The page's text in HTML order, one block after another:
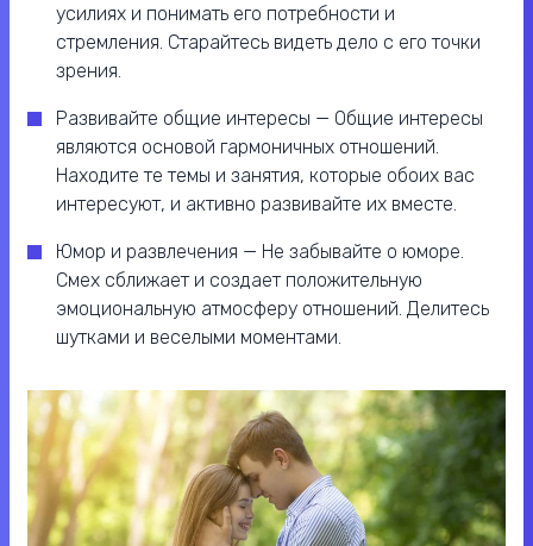
усилиях и понимать его потребности и
стремления. Старайтесь видеть дело с его точки
зрения.
Развивайте общие интересы — Общие интересы
являются основой гармоничных отношений.
Находите те темы и занятия, которые обоих вас
интересуют, и активно развивайте их вместе.
Юмор и развлечения — Не забывайте о юморе.
Смех сближает и создает положительную
эмоциональную атмосферу отношений. Делитесь
шутками и веселыми моментами.